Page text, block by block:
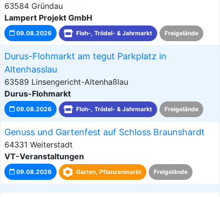
63584 Gründau
Lampert Projekt GmbH
09.08.2026 Floh-, Trödel- & Jahrmarkt Freigelände
Durus-Flohmarkt am tegut Parkplatz in
Altenhasslau
63589 Linsengericht-Altenhaßlau
Durus-Flohmarkt
09.08.2026 Floh-, Trödel- & Jahrmarkt Freigelände
Genuss und Gartenfest auf Schloss Braunshardt
64331 Weiterstadt
VT-Veranstaltungen
09.08.2026 Garten, Pflanzenmarkt Freigelände